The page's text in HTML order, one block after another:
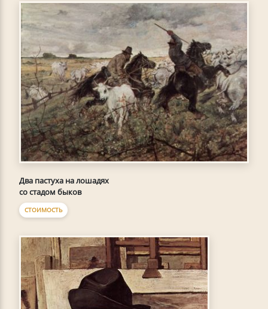
Два пастуха на лошадях
со стадом быков
СТОИМОСТЬ